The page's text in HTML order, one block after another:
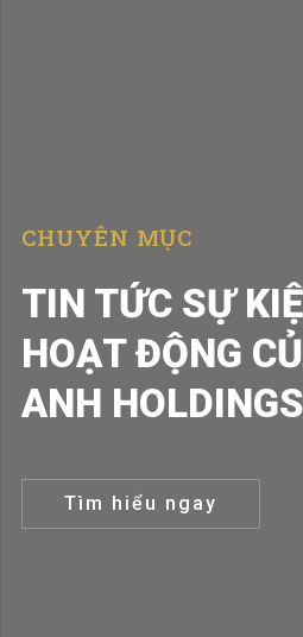
TIN TỨC SỰ
HOẠT ĐỘNG
ANH HOLDINGS
CHUYÊN MỤC
Tìm hiểu ngay